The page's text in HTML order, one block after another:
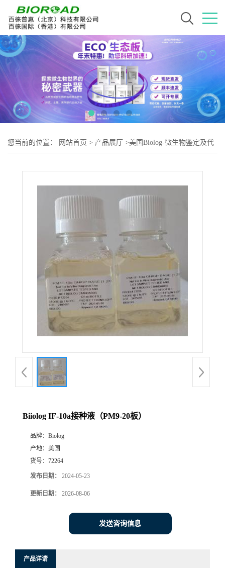
您当前的位置： 网站首页 > 产品展厅 >美国Biolog-微生物鉴定及代
Biiolog IF-10a接种液（PM9-20板）
品牌： Biolog
产地： 美国
货号： 72264
发布日期： 2024-05-23
更新日期： 2026-08-06
发送咨询信息
产品详请